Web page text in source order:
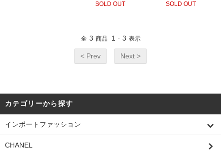
SOLD OUT
SOLD OUT
全 3 商品 1 - 3 表示
< Prev Next >
カテゴリーから探す
インポートファッション
CHANEL